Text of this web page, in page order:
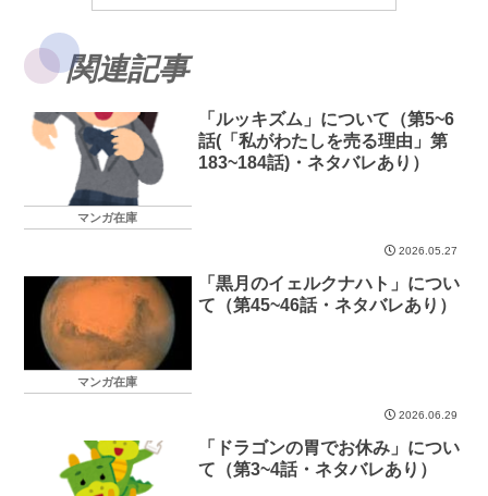
関連記事
マンガ在庫
「ルッキズム」について（第5~6
話(「私がわたしを売る理由」第
183~184話)・ネタバレあり）
2026.05.27
マンガ在庫
「黒月のイェルクナハト」につい
て（第45~46話・ネタバレあり）
2026.06.29
「ドラゴンの胃でお休み」につい
て（第3~4話・ネタバレあり）